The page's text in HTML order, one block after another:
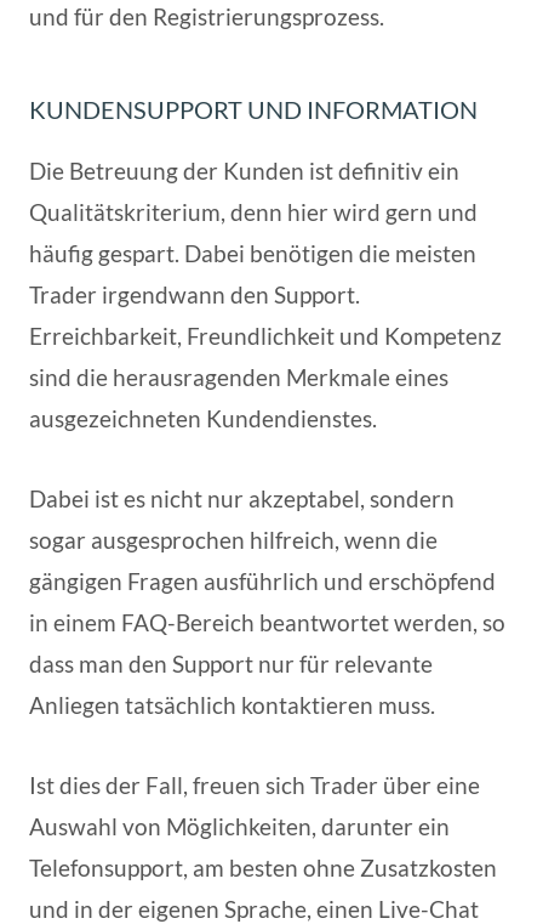
und für den Registrierungsprozess.
KUNDENSUPPORT UND INFORMATION
Die Betreuung der Kunden ist definitiv ein
Qualitätskriterium, denn hier wird gern und
häufig gespart. Dabei benötigen die meisten
Trader irgendwann den Support.
Erreichbarkeit, Freundlichkeit und Kompetenz
sind die herausragenden Merkmale eines
ausgezeichneten Kundendienstes.
Dabei ist es nicht nur akzeptabel, sondern
sogar ausgesprochen hilfreich, wenn die
gängigen Fragen ausführlich und erschöpfend
in einem FAQ-Bereich beantwortet werden, so
dass man den Support nur für relevante
Anliegen tatsächlich kontaktieren muss.
Ist dies der Fall, freuen sich Trader über eine
Auswahl von Möglichkeiten, darunter ein
Telefonsupport, am besten ohne Zusatzkosten
und in der eigenen Sprache, einen Live-Chat